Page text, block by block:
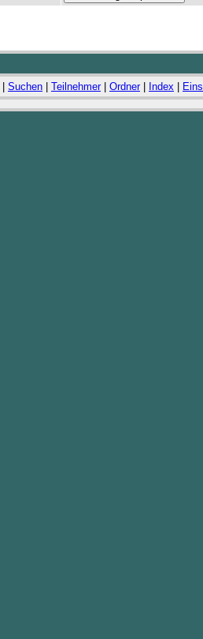
Suchen Teilnehmer| Ordner| Index